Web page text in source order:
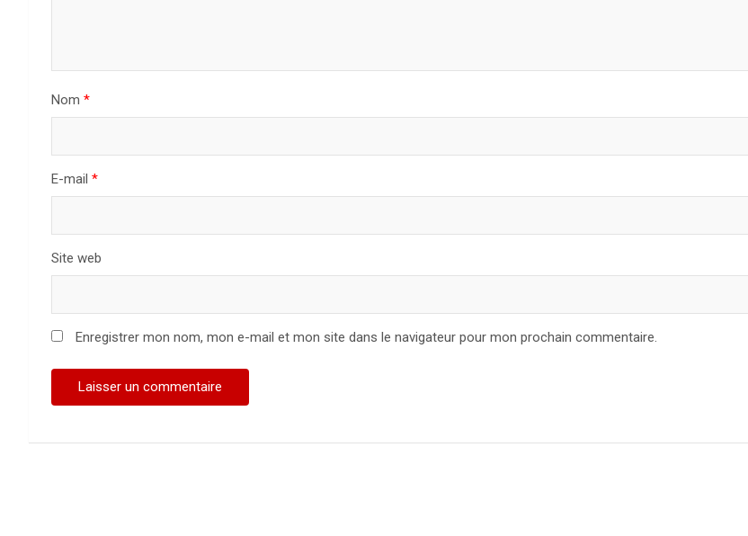
Nom *
E-mail *
Site web
Enregistrer mon nom, mon e-mail et mon site dans le navigateur pour mon prochain commentaire.